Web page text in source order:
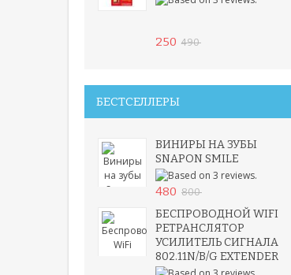
250 490
БЕСТСЕЛЛЕРЫ
ВИНИРЫ НА ЗУБЫ
SNAPON SMILE
480 800
БЕСПРОВОДНОЙ WIFI
РЕТРАНСЛЯТОР
УСИЛИТЕЛЬ СИГНАЛА
802.11N/B/G EXTENDER